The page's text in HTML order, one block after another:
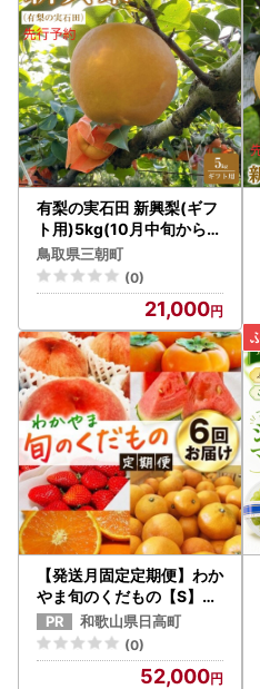
有梨の実石田 新興梨(ギフ
ト用)5kg(10月中旬から発
送）
鳥取県三朝町
(0)
21,000
【発送月固定定期便】わか
やま旬のくだもの【S】全
6回【配送不可地域：離島
・北海道・沖縄県】【407
9421】
和歌山県日高町
(0)
52,000